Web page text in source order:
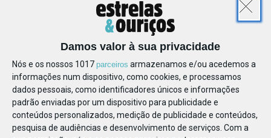
Damos valor à sua privacidade
Nós e os nossos 1017 parceiros armazenamos e/ou acedemos a
informações num dispositivo, como cookies, e processamos
dados pessoais, como identificadores únicos e informações
padrão enviadas por um dispositivo para publicidade e
conteúdos personalizados, medição de publicidade e conteúdos,
pesquisa de audiências e desenvolvimento de serviços. Com a